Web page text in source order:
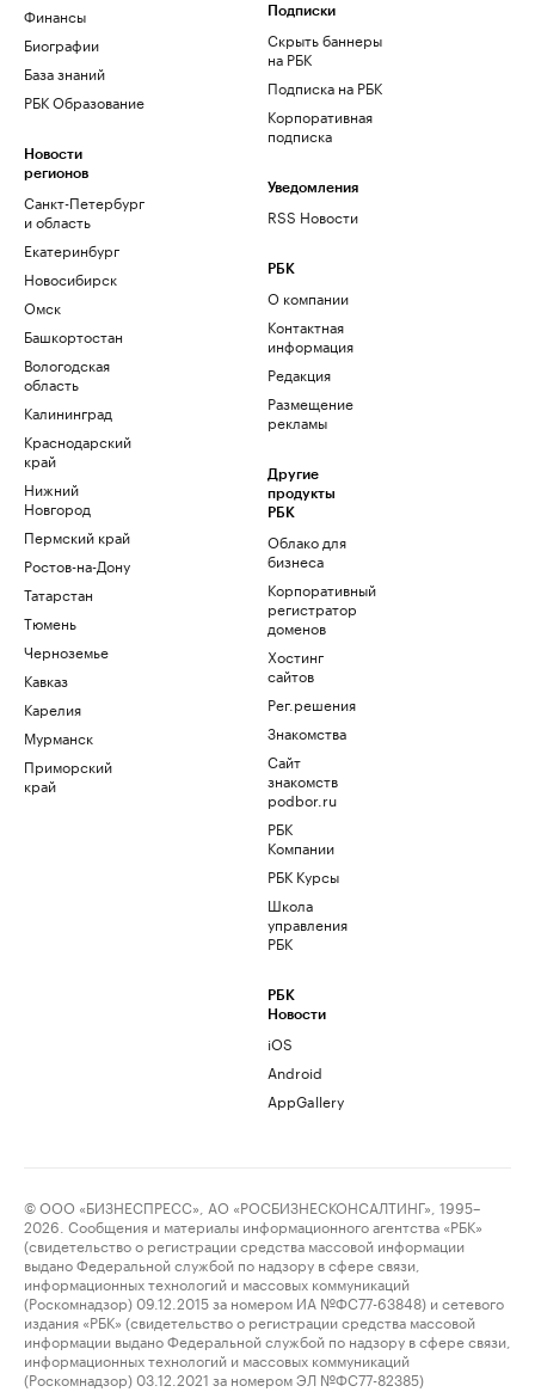
Финансы
Биографии
База знаний
РБК Образование
Новости
регионов
Санкт-Петербург
и область
Екатеринбург
Новосибирск
Омск
Башкортостан
Вологодская
область
Калининград
Краснодарский
край
Нижний
Новгород
Пермский край
Ростов-на-Дону
Татарстан
Тюмень
Черноземье
Кавказ
Карелия
Мурманск
Приморский
край
Подписки
Скрыть баннеры
на РБК
Подписка на РБК
Корпоративная
подписка
Уведомления
RSS Новости
РБК
О компании
Контактная
информация
Редакция
Размещение
рекламы
Другие
продукты
РБК
Облако для
бизнеса
Корпоративный
регистратор
доменов
Хостинг
сайтов
Рег.решения
Знакомства
Сайт
знакомств
podbor.ru
РБК
Компании
РБК Курсы
Школа
управления
РБК
РБК
Новости
iOS
Android
AppGallery
© ООО «БИЗНЕСПРЕСС», АО «РОСБИЗНЕСКОНСАЛТИНГ», 1995–
2026. Сообщения и материалы информационного агентства «РБК»
(свидетельство о регистрации средства массовой информации
выдано Федеральной службой по надзору в сфере связи,
информационных технологий и массовых коммуникаций
(Роскомнадзор) 09.12.2015 за номером ИА №ФС77-63848) и сетевого
издания «РБК» (свидетельство о регистрации средства массовой
информации выдано Федеральной службой по надзору в сфере связи,
информационных технологий и массовых коммуникаций
(Роскомнадзор) 03.12.2021 за номером ЭЛ №ФС77-82385)